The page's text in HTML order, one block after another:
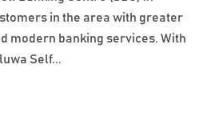
in the area with greater
modern banking services. With
Self...